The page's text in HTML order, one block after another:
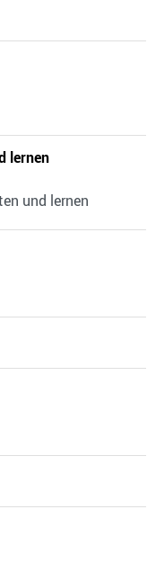
lernen
und lernen